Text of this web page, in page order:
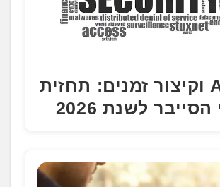
סוכני AI וקיצור זמנים: תחזית
לשנת 2026